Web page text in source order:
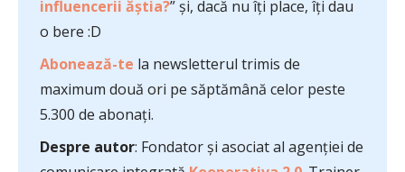
influencerii ăștia?” și, dacă nu îți place, îți dau
o bere :D
Abonează-te la newsletterul trimis de
maximum două ori pe săptămână celor peste
5.300 de abonați.
Despre autor: Fondator și asociat al agenției de